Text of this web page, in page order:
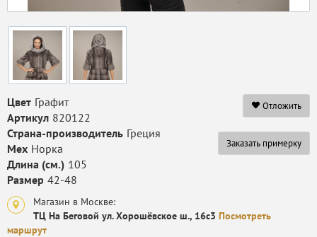
Отложить
Заказать примерку
Цвет Графит
Артикул 820122
Страна-производитель Греция
Мех Норка
Длина (см.) 105
Размер 42-48
Магазин в Москве:
ТЦ На Беговой ул. Хорошёвское ш., 16с3 Посмотреть
маршрут